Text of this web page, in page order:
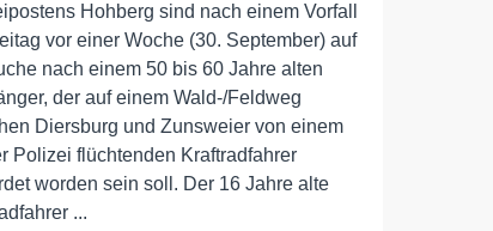
Hohberg sind nach einem Vorfall
vor einer Woche (30. September) auf
nach einem 50 bis 60 Jahre alten
der auf einem Wald-/Feldweg
Diersburg und Zunsweier von einem
Polizei flüchtenden Kraftradfahrer
worden sein soll. Der 16 Jahre alte
...